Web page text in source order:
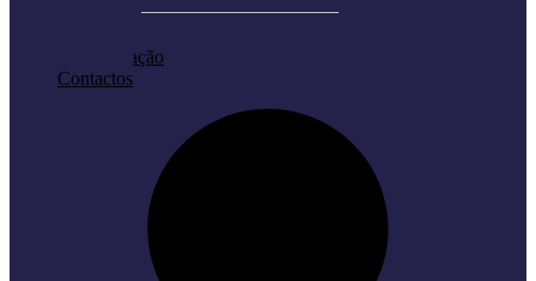
Categories
in
Pedir Cotação
Contactos